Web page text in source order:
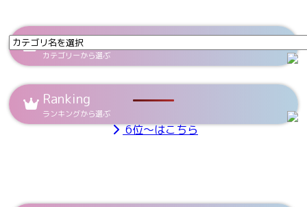
Category
カテゴリーから選ぶ
Ranking
ランキングから選ぶ
6位～はこちら